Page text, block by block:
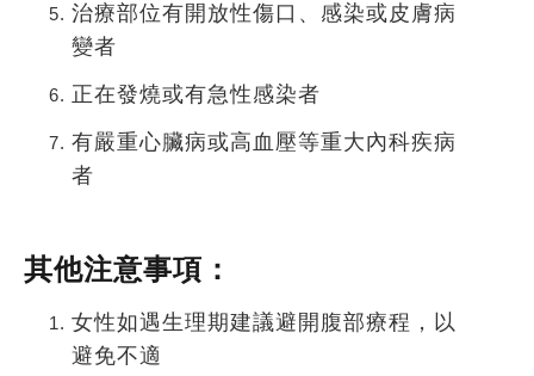
治療部位有開放性傷口、感染或皮膚病
變者
正在發燒或有急性感染者
有嚴重心臟病或高血壓等重大內科疾病
者
其他注意事項：
女性如遇生理期建議避開腹部療程，以
避免不適